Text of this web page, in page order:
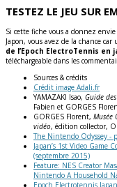
TESTEZ LE JEU SUR
Si cette fiche vous a donnez
Japon, vous avez de la chance
de l’Epoch ElectroTennis en
téléchargeable dans les
Sources & crédits
Crédit image Adali.fr
YAMAZAKI Isao, Guide
Fabien et GORGES
GORGES Florent, Musée
vidéo, édition collector,
The Nintendo Odyssey -
Japan’s 1st Video Game
(septembre 2015)
Feature: NES Creator
Nintendo A Household